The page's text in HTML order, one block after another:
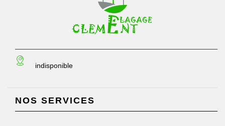
indisponible
NOS SERVICES